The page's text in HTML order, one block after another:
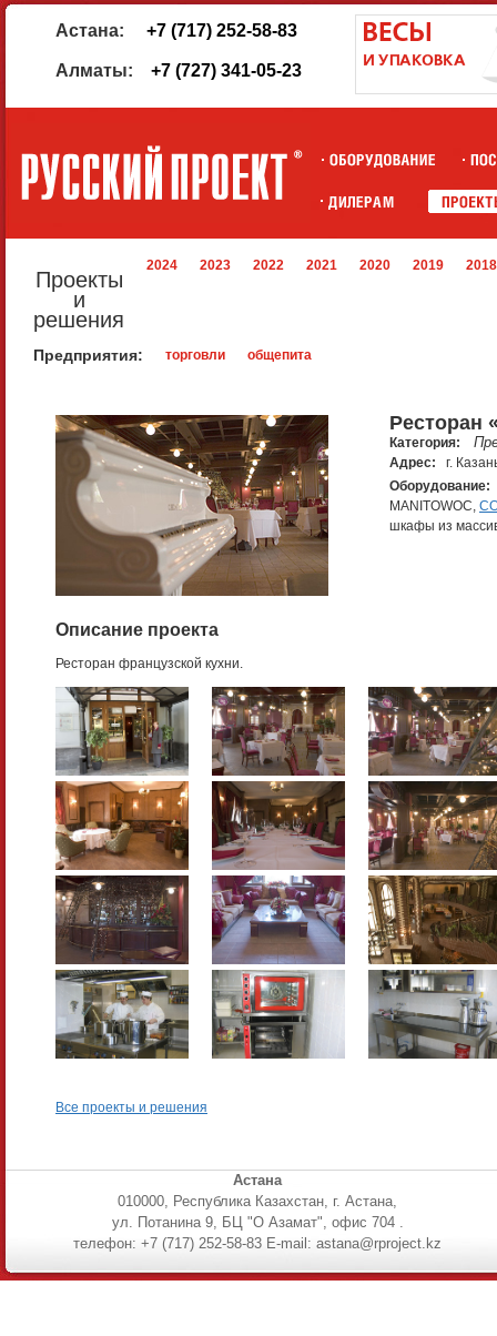
Астана: +7 (717) 252-58-83
Алматы: +7 (727) 341-05-23
Проекты
и
решения
2024 2023 2022 2021 2020 2019 2018
Предприятия: торговли общепита
Ресторан
Категория:
Адрес:
г.
Оборудование:
MANITOWOC,
шкафы из
Описание проекта
Ресторан французской кухни.
Все проекты и решения
Астана
010000, Республика Казахстан, г. Астана,
ул. Потанина 9, БЦ "О Азамат", офис 704 .
телефон: +7 (717) 252-58-83 E-mail: astana@rproject.kz